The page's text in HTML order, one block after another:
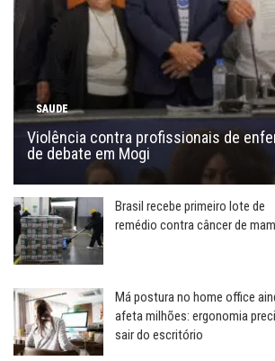
SAUDE
Violência contra profissionais de
de debate em Mogi
Brasil recebe primeiro lote de
remédio contra câncer de
Má postura no home office
afeta milhões: ergonomia
sair do escritório